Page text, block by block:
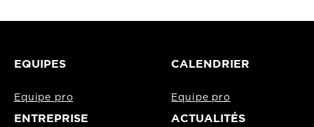
EQUIPES
Equipe pro
CALENDRIER
Equipe pro
ENTREPRISE ACTUALITÉS